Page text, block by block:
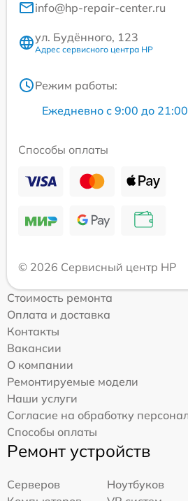
info@hp-repair-center.ru
ул. Будённого, 123
Адрес сервисного центра HP
Режим работы:
Ежедневно с 9:00 до 21:00
Способы оплаты
© 2026 Сервисный центр HP
Стоимость ремонта
Оплата и доставка
Контакты
Вакансии
О компании
Ремонтируемые модели
Наши услуги
Согласие на обработку
Способы оплаты
Ремонт устройств
Серверов
Ноутбуков